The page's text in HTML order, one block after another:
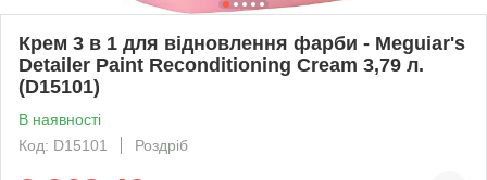
Крем 3 в 1 для відновлення фарби - Meguiar's
Detailer Paint Reconditioning Cream 3,79 л.
(D15101)
В наявності
Код: D15101
Роздріб